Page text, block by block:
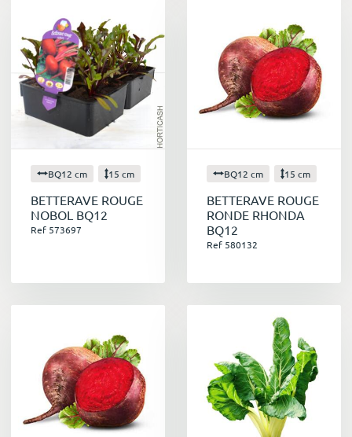
BQ12 cm 15 cm
BETTERAVE ROUGE
NOBOL BQ12
Ref 573697
BQ12 cm 15 cm
BETTERAVE ROUGE
RONDE RHONDA
BQ12
Ref 580132